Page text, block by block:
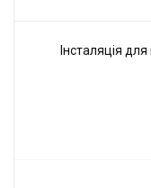
Інсталяція